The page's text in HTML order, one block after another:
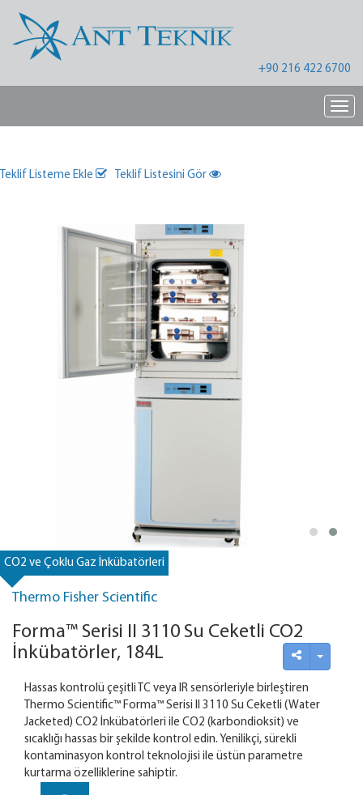
+90 216 422 6700
Teklif Listeme Ekle Teklif Listesini Gör
CO2 ve Çoklu Gaz İnkübatörleri
Thermo Fisher Scientific
Forma™ Serisi II 3110 Su Ceketli CO2
İnkübatörler, 184L
Hassas kontrolü çeşitli TC veya IR sensörleriyle birleştiren
Thermo Scientific™ Forma™ Serisi II 3110 Su Ceketli (Water
Jacketed) CO2 İnkübatörleri ile CO2 (karbondioksit) ve
sıcaklığı hassas bir şekilde kontrol edin. Yenilikçi, sürekli
kontaminasyon kontrol teknolojisi ile üstün parametre
kurtarma özelliklerine sahiptir.